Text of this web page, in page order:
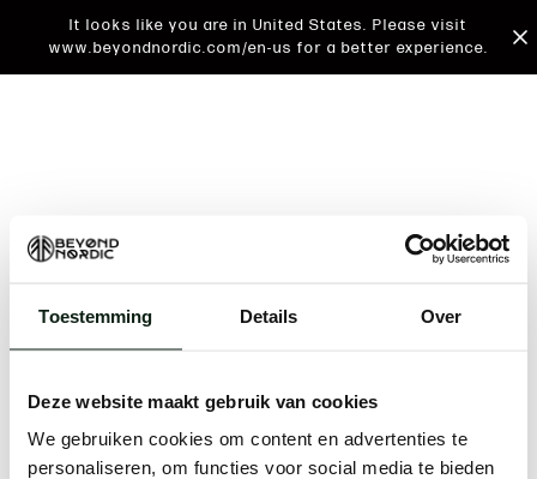
Toestemming Details Over
Deze website maakt gebruik van cookies
We gebruiken cookies om content en advertenties te
personaliseren, om functies voor social media te bieden
It looks like you are in United States. Please visit
www.beyondnordic.com/en-us for a better experience.
An unknown error has occurred. An error report has
issue will be investigated.
Click the button below to refresh the website. If the